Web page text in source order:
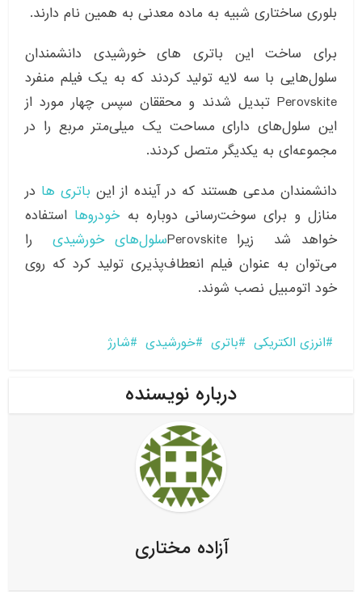
بلوری ساختاری شبیه به ماده معدنی به همین نام دارند.
برای ساخت این باتری های خورشیدی دانشمندان
سلول‌هایی با سه لایه تولید کردند که به یک فیلم منفرد
Perovskite تبدیل شدند و محققان سپس چهار مورد از
این سلول‌های دارای مساحت یک میلی‌متر مربع را در
مجموعه‌ای به یکدیگر متصل کردند.
دانشمندان مدعی هستند که در آینده از این باتری ها در
منازل و برای سوخت‌رسانی دوباره به خودروها استفاده
خواهد شد زیرا
سلول‌های خورشیدی
Perovskite را
می‌توان به عنوان فیلم انعطاف‌پذیری تولید کرد که روی
خود اتومبیل نصب شوند.
انرزی الکتریکی باتری خورشیدی شارژ
درباره نویسنده
آزاده مختاری